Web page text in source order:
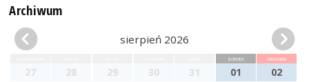
Archiwum
sierpień 2026
27 28 29 30 31
sobota
01
niedziela
02